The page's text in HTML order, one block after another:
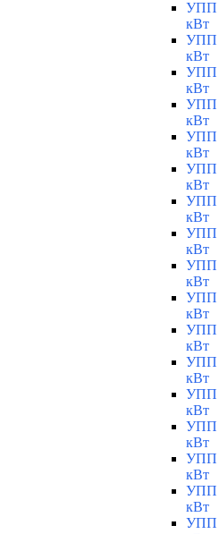
УПП
кВт
УПП
кВт
УПП
кВт
УПП
кВт
УПП
кВт
УПП
кВт
УПП
кВт
УПП
кВт
УПП
кВт
УПП
кВт
УПП
кВт
УПП
кВт
УПП
кВт
УПП
кВт
УПП
кВт
УПП
кВт
УПП